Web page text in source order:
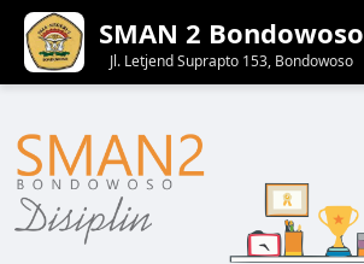
SMAN 2 Bondowoso
Jl. Letjend Suprapto 153, Bondowoso